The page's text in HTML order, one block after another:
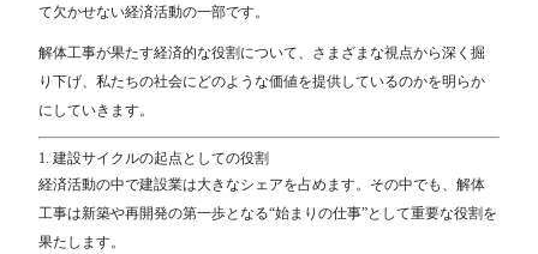
て欠かせない経済活動の一部です。
解体工事が果たす経済的な役割について、さまざまな視点から深く掘
り下げ、私たちの社会にどのような価値を提供しているのかを明らか
にしていきます。
1. 建設サイクルの起点としての役割
経済活動の中で建設業は大きなシェアを占めます。その中でも、解体
工事は新築や再開発の第一歩となる“始まりの仕事”として重要な役割を
果たします。